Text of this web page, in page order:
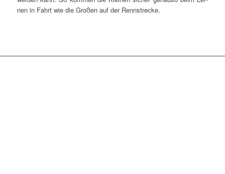
nen in Fahrt wie die Gro­ßen auf der Rennstrecke.